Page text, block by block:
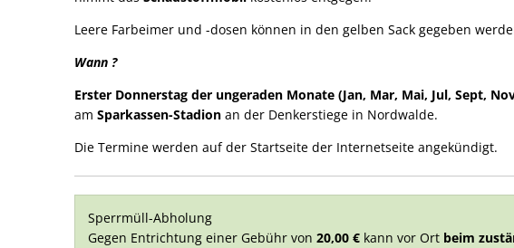
Leere Farbeimer und -dosen können in den gelben Sack gegeben
Wann ?
Erster Donnerstag der ungeraden Monate (Jan, Mar, Mai, Jul, Sept,
am Sparkassen-Stadion an der Denkerstiege in Nordwalde.
Die Termine werden auf der Startseite der Internetseite angekündigt.
Sperrmüll-Abholung
Gegen Entrichtung einer Gebühr von 20,00 € kann vor Ort beim